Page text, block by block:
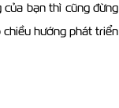
bạn thì cũng đừng
hướng phát triển